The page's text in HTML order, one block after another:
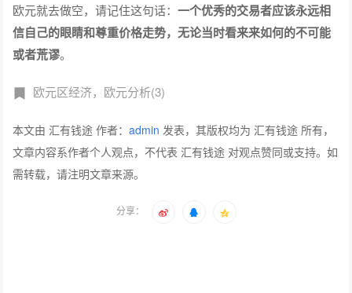
欧元就去做空，请记住这句话：一个优秀的交易者应该永远相
信自己的眼睛和尊重价格走势，无论当时看来来如何的不可能
或者荒谬。
欧元区经济，欧元分析(3)
本文由 汇有钱途 作者：admin 发表，其版权均为 汇有钱途 所有，
文章内容系作者个人观点，不代表 汇有钱途 对观点赞同或支持。如
需转载，请注明文章来源。
分享：